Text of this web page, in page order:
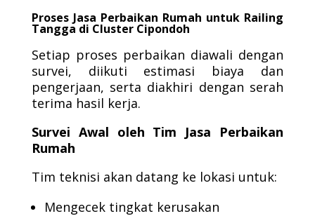
Proses Jasa Perbaikan Rumah untuk Railing
Tangga di Cluster Cipondoh
Setiap proses perbaikan diawali dengan
survei, diikuti estimasi biaya dan
pengerjaan, serta diakhiri dengan serah
terima hasil kerja.
Survei Awal oleh Tim Jasa Perbaikan
Rumah
Tim teknisi akan datang ke lokasi untuk:
Mengecek tingkat kerusakan